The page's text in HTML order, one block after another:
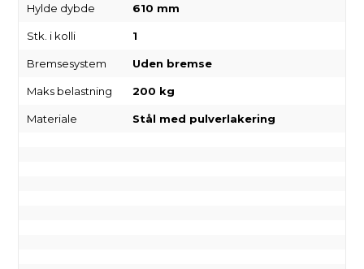
Hylde dybde 610 mm
Stk. i kolli 1
Bremsesystem Uden bremse
Maks belastning 200 kg
Materiale Stål med pulverlakering